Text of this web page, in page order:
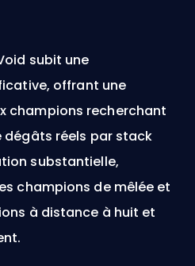
subit une
offrant une
champions recherchant
dégâts réels par stack
substantielle,
champions de mêlée et
à distance à huit et